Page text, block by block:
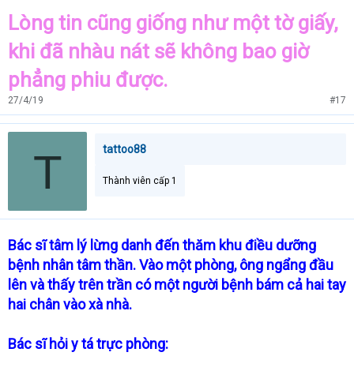
Lòng tin cũng giống như một tờ giấy,
khi đã nhàu nát sẽ không bao giờ
phẳng phiu được.
27/4/19 #17
T tattoo88
Thành viên cấp 1
Bác sĩ tâm lý lừng danh đến thăm khu điều dưỡng
bệnh nhân tâm thần. Vào một phòng, ông ngẩng đầu
lên và thấy trên trần có một người bệnh bám cả hai tay
hai chân vào xà nhà.
Bác sĩ hỏi y tá trực phòng: